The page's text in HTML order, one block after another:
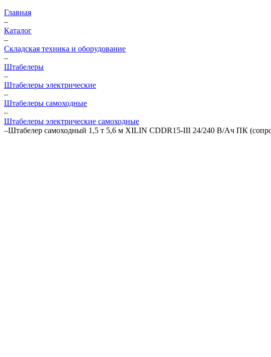
Главная
–
Каталог
–
Складская техника и оборудование
–
Штабелеры
–
Штабелеры электрические
–
Штабелеры самоходные
–
Штабелеры электрические самоходные
–Штабелер самоходный 1,5 т 5,6 м XILIN CDDR15-III 24/240 В/Ач ПК